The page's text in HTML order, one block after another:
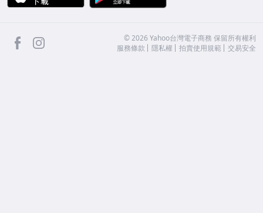
facebook ©2026 Yahoo台灣電子商務 保留所有權利
服務條款
隱私權 拍賣使用規範 交易安全